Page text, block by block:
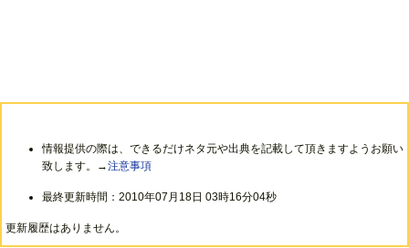
情報提供の際は、できるだけネタ元や出典を記載して頂きますようお願い
致します。→注意事項
最終更新時間：2010年07月18日 03時16分04秒
更新履歴はありません。